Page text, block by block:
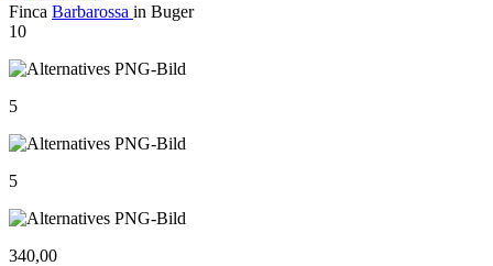
Finca Barbarossa in Buger
10
5
5
340,00